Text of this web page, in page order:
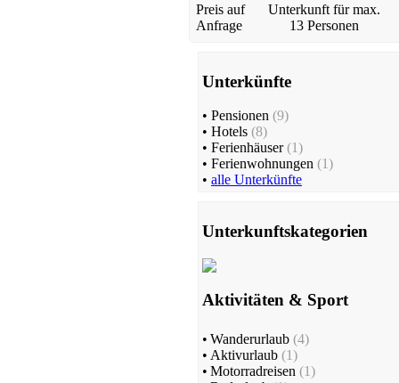
Preis auf
Anfrage
Unterkunft für max.
13 Personen
Unterkünfte
• Pensionen (9)
• Hotels (8)
• Ferienhäuser (1)
• Ferienwohnungen (1)
• alle Unterkünfte
Unterkunftskategorien
Aktivitäten & Sport
• Wanderurlaub (4)
• Aktivurlaub (1)
• Motorradreisen (1)